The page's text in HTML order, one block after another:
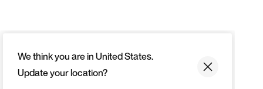
We think you are in United States.
Update your location?